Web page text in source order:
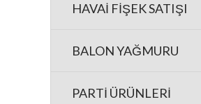
HAVAİ FİŞEK SATIŞI
BALON YAĞMURU
PARTİ ÜRÜNLERİ